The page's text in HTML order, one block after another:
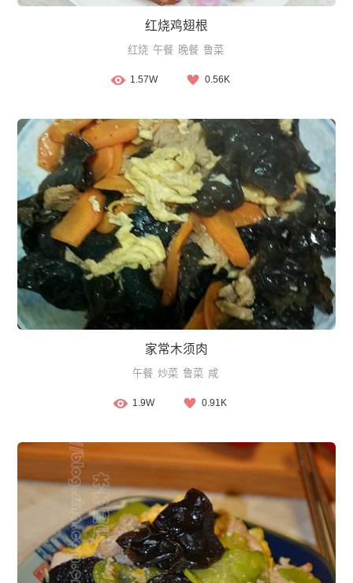
红烧鸡翅根
红烧 午餐 晚餐 鲁菜
1.57W 0.56K
家常木须肉
午餐 炒菜 鲁菜 咸
1.9W 0.91K